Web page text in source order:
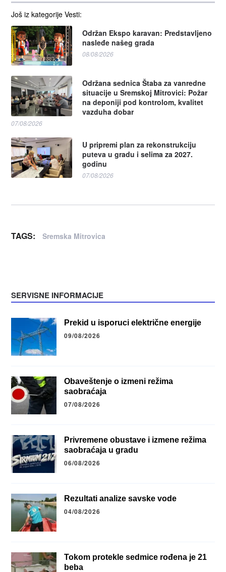
Još iz kategorije Vesti:
Održan Ekspo karavan: Predstavljeno
nasleđe našeg grada
08/08/2026
Održana sednica Štaba za vanredne
situacije u Sremskoj Mitrovici: Požar
na deponiji pod kontrolom, kvalitet
vazduha dobar
07/08/2026
U pripremi plan za rekonstrukciju
puteva u gradu i selima za 2027.
godinu
07/08/2026
TAGS: Sremska Mitrovica
SERVISNE INFORMACIJE
Prekid u isporuci električne energije
09/08/2026
Obaveštenje o izmeni režima
saobraćaja
07/08/2026
Privremene obustave i izmene režima
saobraćaja u gradu
06/08/2026
Rezultati analize savske vode
04/08/2026
Tokom protekle sedmice rođena je 21
beba